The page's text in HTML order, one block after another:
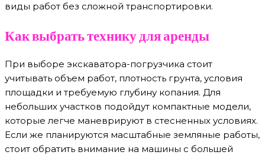
виды работ без сложной транспортировки.
Как выбрать технику для аренды
При выборе экскаватора-погрузчика стоит
учитывать объем работ, плотность грунта, условия
площадки и требуемую глубину копания. Для
небольших участков подойдут компактные модели,
которые легче маневрируют в стесненных условиях.
Если же планируются масштабные земляные работы,
стоит обратить внимание на машины с большей